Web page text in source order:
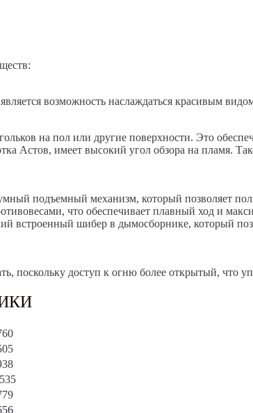
возможность наслаждаться красивым
на пол или другие поверхности. Это
Астов, имеет высокий угол обзора на пламя.
подъемный механизм, который позволяет
что обеспечивает плавный ход и
встроенный шибер в дымосборнике, который
поскольку доступ к огню более открытый, что